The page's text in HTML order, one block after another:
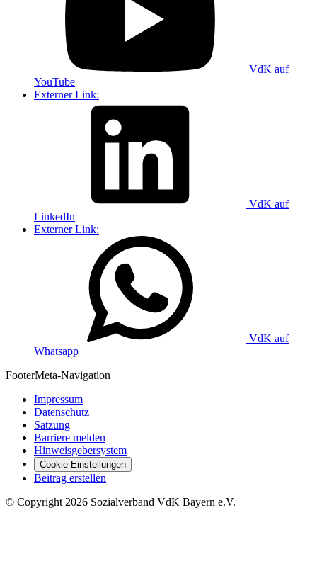
VdK auf
YouTube
Externer Link:
VdK auf
LinkedIn
Externer Link:
VdK auf
Whatsapp
FooterMeta-Navigation
Impressum
Datenschutz
Satzung
Barriere melden
Hinweisgebersystem
Cookie-Einstellungen
Beitrag erstellen
© Copyright 2026 Sozialverband VdK Bayern e.V.